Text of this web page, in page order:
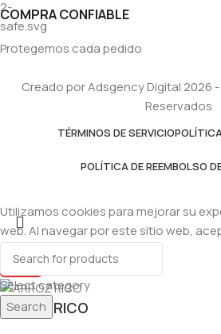
COMPRA CONFIABLE
Protegemos cada pedido
Creado por Adsgency Digital 2026
Reservados
TÉRMINOS DE SERVICIO
POLÍTICA DE REEMBOLSO
Select category
Search
Utilizamos cookies para mejorar su
web. Al navegar por este sitio web,
cookies.
Accept
ARROZ RICO